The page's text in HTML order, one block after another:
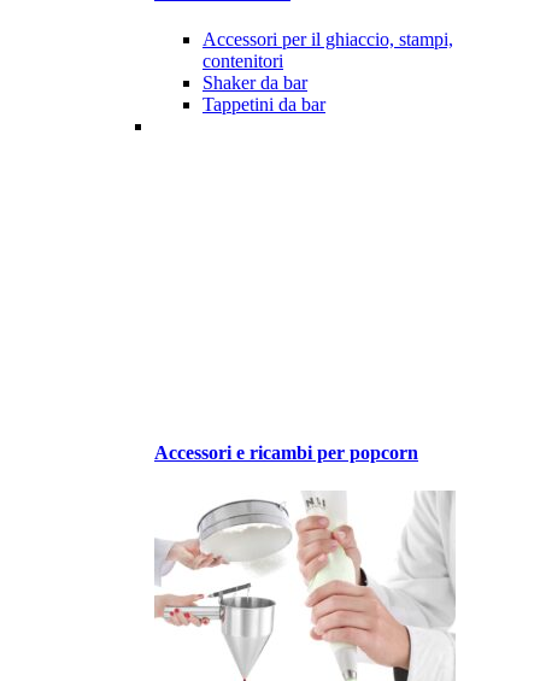
Accessori per il ghiaccio, stampi,
contenitori
Shaker da bar
Tappetini da bar
Accessori e ricambi per popcorn